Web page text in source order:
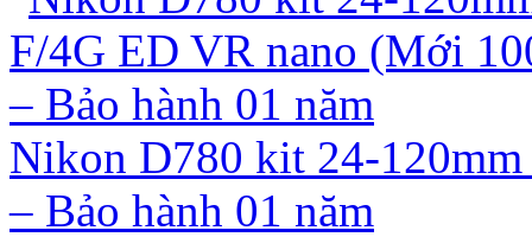
Nikon D780 kit 24-
– Bảo hành 01 năm